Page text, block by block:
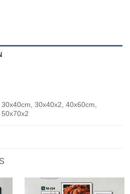
30x40x2, 40x60cm,